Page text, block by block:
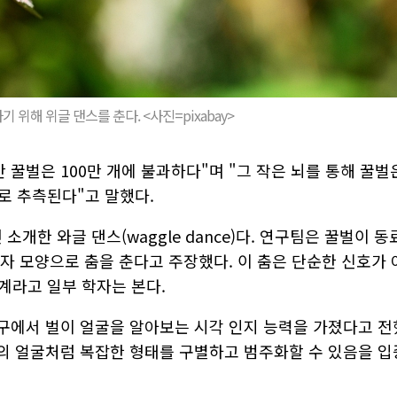
위해 위글 댄스를 춘다. <사진=pixabay>
벌은 100만 개에 불과하다"며 "그 작은 뇌를 통해 꿀벌
추측된다"고 말했다.
개한 와글 댄스(waggle dance)다. 연구팀은 꿀벌이 동
모양으로 춤을 춘다고 주장했다. 이 춤은 단순한 신호가
라고 일부 학자는 본다.
서 벌이 얼굴을 알아보는 시각 인지 능력을 가졌다고 전
얼굴처럼 복잡한 형태를 구별하고 범주화할 수 있음을 입